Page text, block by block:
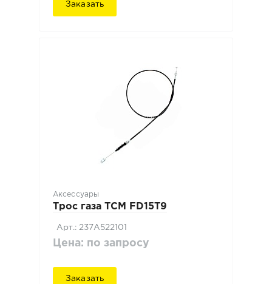
Заказать
Аксессуары
Трос газа TCM FD15T9
Арт.: 237A522101
Цена: по запросу
Заказать